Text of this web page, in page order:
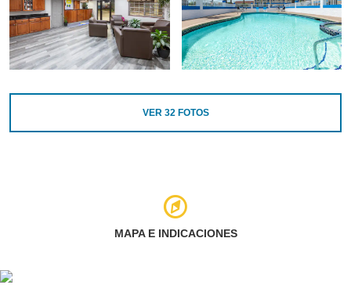
VER 32FOTOS
MAPA E INDICACIONES